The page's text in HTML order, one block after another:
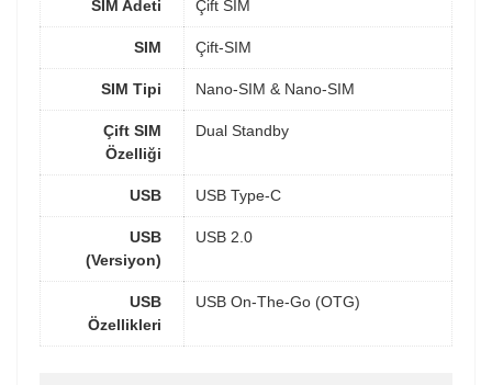
SIM Adeti Çift SIM
SIM Çift-SIM
SIM Tipi Nano-SIM & Nano-SIM
Çift SIM
Özelliği
Dual Standby
USB USB Type-C
USB
(Versiyon)
USB 2.0
USB
Özellikleri
USB On-The-Go (OTG)